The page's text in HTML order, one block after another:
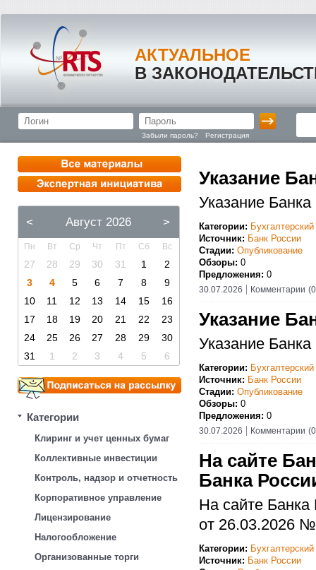
АКТУАЛЬНОЕ
В
Забыли пароль? Регистрация
< Август 2026 >
Пн Вт Ср Чт Пт Сб Вс
27 28 29 30 31 1
2
3
4 5 6 7 8
9
10
11 12 13 14 15
16
17
18 19 20 21 22
23
24
25 26 27 28 29
30
31
1 2 3 4 5 6
Категории
Клиринг и учет ценных бумаг
Коллективные инвестиции
Контроль, надзор и отчетность
Корпоративное управление
Лицензирование
Налогообложение
Организованные торги
Указание
Указание
Категории:
Источник: Банк России
Стадии: Опубликование
Обзоры: 0
Предложения: 0
30.07.2026 Комментарии
Указание
Указание
Категории:
Источник: Банк России
Стадии: Опубликование
Обзоры: 0
Предложения: 0
30.07.2026 Комментарии
На сайте
Банка
На сайте Банка
от 26.03.2026
Категории:
Источник: Банк России